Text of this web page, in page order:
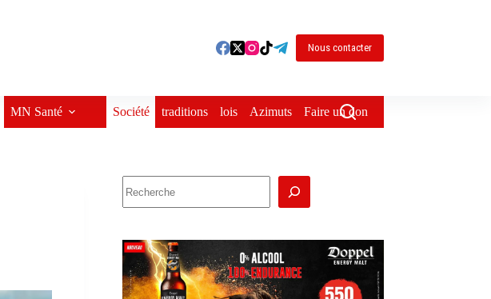
Nous contacter
MN Santé Société traditions lois Azimuts Faire un don